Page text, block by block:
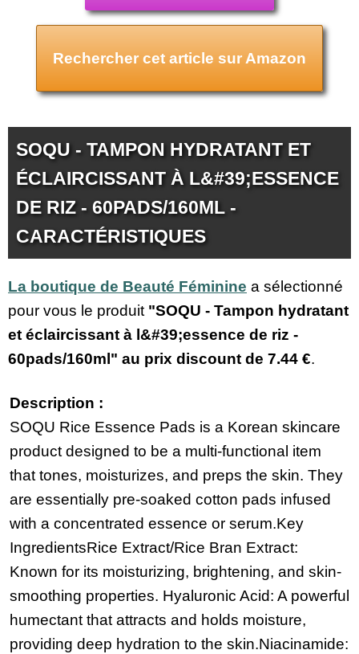
Rechercher cet article sur Amazon
SOQU - TAMPON HYDRATANT ET
ÉCLAIRCISSANT À L&#39;ESSENCE
DE RIZ - 60PADS/160ML -
CARACTÉRISTIQUES
La boutique de Beauté Féminine a sélectionné
pour vous le produit "SOQU - Tampon hydratant
et éclaircissant à l&#39;essence de riz -
60pads/160ml" au prix discount de 7.44 €.
Description :
SOQU Rice Essence Pads is a Korean skincare
product designed to be a multi-functional item
that tones, moisturizes, and preps the skin. They
are essentially pre-soaked cotton pads infused
with a concentrated essence or serum.​Key
Ingredients​Rice Extract/Rice Bran Extract:
Known for its moisturizing, brightening, and skin-
smoothing properties. ​Hyaluronic Acid: A powerful
humectant that attracts and holds moisture,
providing deep hydration to the skin.​Niacinamide: